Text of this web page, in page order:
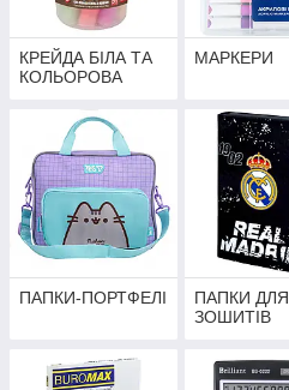
КРЕЙДА БІЛА ТА
КОЛЬОРОВА
МАРКЕРИ
ПАПКИ-ПОРТФЕЛІ
ПАПКИ ДЛЯ
ЗОШИТІВ